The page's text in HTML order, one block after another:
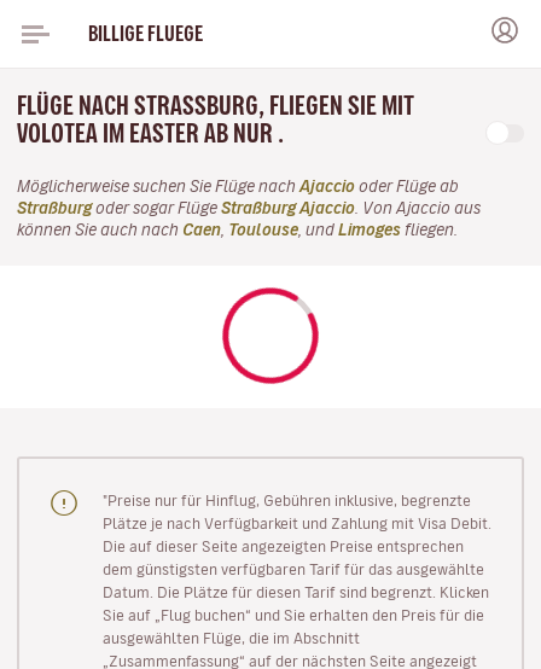
BILLIGE FLUEGE
FLÜGE NACH STRASSBURG, FLIEGEN SIE MIT V
OLOTEA IM EASTER AB NUR .
Möglicherweise suchen Sie Flüge nach Ajaccio oder Flüge ab
Straßburgoder sogar Flüge Straßburg Ajaccio . Von Ajaccio aus
können Sie auch nach Caen Toulouse , und Limoges fliegen.
"Preise nur für Hinflug, Gebühren inklusive, begrenzte
Plätze je nach Verfügbarkeit und Zahlung mit Visa Debit.
Die auf dieser Seite angezeigten Preise entsprechen
dem günstigsten verfügbaren Tarif für das ausgewählte
Datum. Die Plätze für diesen Tarif sind begrenzt. Klicken
Sie auf „Flug buchen“ und Sie erhalten den Preis für die
ausgewählten Flüge, die im Abschnitt
„Zusammenfassung“ auf der nächsten Seite angezeigt